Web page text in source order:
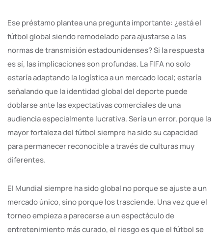
Ese préstamo plantea una pregunta importante: ¿está el
fútbol global siendo remodelado para ajustarse a las
normas de transmisión estadounidenses? Si la respuesta
es sí, las implicaciones son profundas. La FIFA no solo
estaría adaptando la logística a un mercado local; estaría
señalando que la identidad global del deporte puede
doblarse ante las expectativas comerciales de una
audiencia especialmente lucrativa. Sería un error, porque la
mayor fortaleza del fútbol siempre ha sido su capacidad
para permanecer reconocible a través de culturas muy
diferentes.
El Mundial siempre ha sido global no porque se ajuste a un
mercado único, sino porque los trasciende. Una vez que el
torneo empieza a parecerse a un espectáculo de
entretenimiento más curado, el riesgo es que el fútbol se